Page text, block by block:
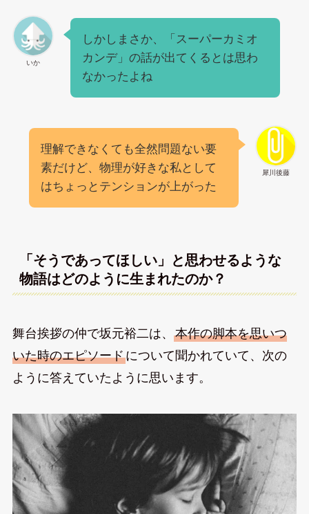
いか
しかしまさか、「スーパーカミオ
カンデ」の話が出てくるとは思わ
なかったよね
犀川後藤
理解できなくても全然問題ない要
素だけど、物理が好きな私として
はちょっとテンションが上がった
「そうであってほしい」と思わせるような
物語はどのように生まれたのか？
舞台挨拶の仲で坂元裕二は、 本作の脚本を思いつ
いた時のエピソードについて聞かれていて、次の
ように答えていたように思います。